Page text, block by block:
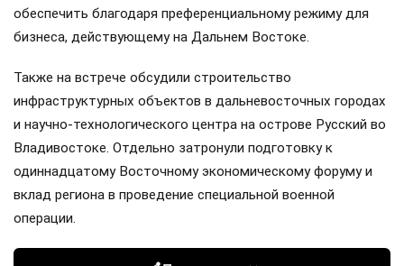
обеспечить благодаря преференциальному режиму для
бизнеса, действующему на Дальнем Востоке.
Также на встрече обсудили строительство
инфраструктурных объектов в дальневосточных городах
и научно-технологического центра на острове Русский во
Владивостоке. Отдельно затронули подготовку к
одиннадцатому Восточному экономическому форуму и
вклад региона в проведение специальной военной
операции.